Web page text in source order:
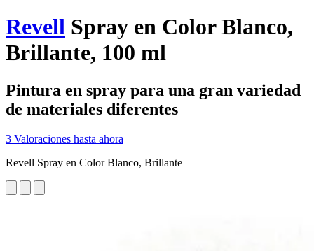
Revell Spray en Color Blanco,
Brillante, 100 ml
Pintura en spray para una gran variedad
de materiales diferentes
3 Valoraciones hasta ahora
Revell Spray en Color Blanco, Brillante